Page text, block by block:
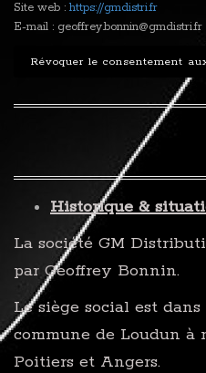
Site web : https://gmdistri.fr
E-mail : geoffrey.bonnin@gmdistri.fr
Révoquer le consentement
Historique &
La société GM
par Geoffrey Bonnin.
Le siège social est
commune de Loudun à
Poitiers et Angers.